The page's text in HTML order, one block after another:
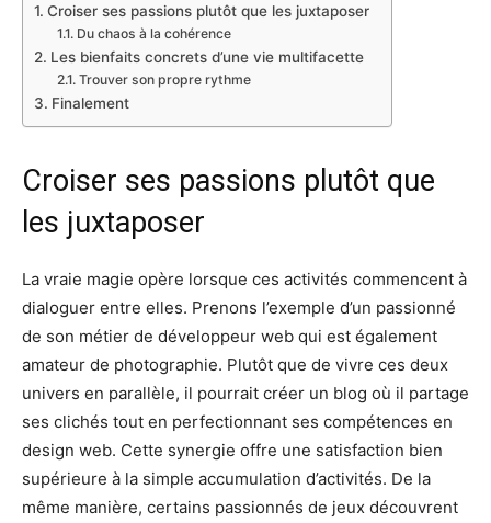
Croiser ses passions plutôt que les juxtaposer
Du chaos à la cohérence
Les bienfaits concrets d’une vie multifacette
Trouver son propre rythme
Finalement
Croiser ses passions plutôt que
les juxtaposer
La vraie magie opère lorsque ces activités commencent à
dialoguer entre elles. Prenons l’exemple d’un passionné
de son métier de développeur web qui est également
amateur de photographie. Plutôt que de vivre ces deux
univers en parallèle, il pourrait créer un blog où il partage
ses clichés tout en perfectionnant ses compétences en
design web. Cette synergie offre une satisfaction bien
supérieure à la simple accumulation d’activités. De la
même manière, certains passionnés de jeux découvrent